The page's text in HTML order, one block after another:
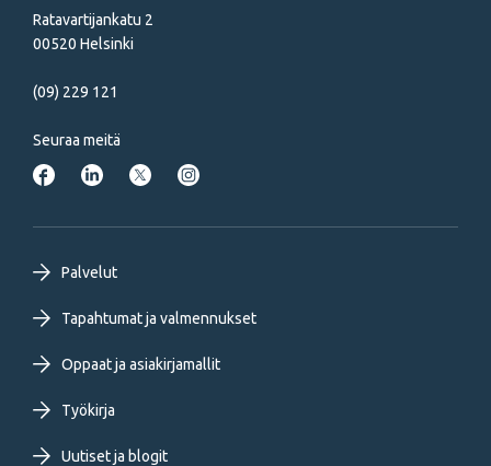
Ratavartijankatu 2
00520 Helsinki
(09) 229 121
Seuraa meitä
Footer
primary
menu
FI
Palvelut
Tapahtumat ja valmennukset
Oppaat ja asiakirjamallit
Työkirja
Uutiset ja blogit